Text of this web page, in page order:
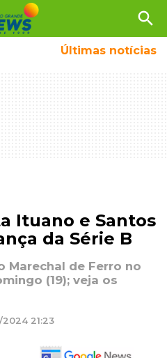
search
Últimas notícias
Ituano e Santos
da Série B
Marechal de Ferro no
(19); veja os
21:23